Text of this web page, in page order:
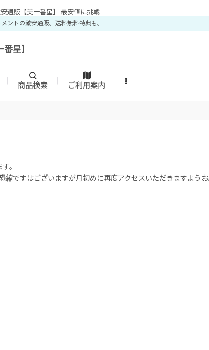
通販【美一番星】 最安値に挑戦
ントの激安通販。送料無料特典も。
星】
商品検索 ご利用案内
。
ですはございますが月初めに再度アクセスいただきますようお